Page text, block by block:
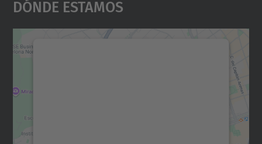
Dónde Estamos